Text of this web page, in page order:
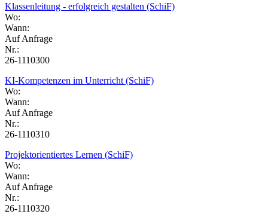
Klassenleitung - erfolgreich gestalten (SchiF)
Wo:
Wann:
Auf Anfrage
Nr.:
26-1110300
KI-Kompetenzen im Unterricht (SchiF)
Wo:
Wann:
Auf Anfrage
Nr.:
26-1110310
Projektorientiertes Lernen (SchiF)
Wo:
Wann:
Auf Anfrage
Nr.:
26-1110320